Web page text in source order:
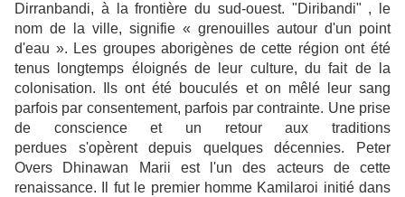
Dirranbandi, à la frontière du sud-ouest. "Diribandi" , le
nom de la ville, signifie « grenouilles autour d'un point
d'eau ». Les groupes aborigènes de cette région ont été
tenus longtemps éloignés de leur culture, du fait de la
colonisation. Ils ont été bouculés et on mêlé leur sang
parfois par consentement, parfois par contrainte. Une prise
de conscience et un retour aux traditions
perdues s'opèrent depuis quelques décennies. Peter
Overs Dhinawan Marii est l'un des acteurs de cette
renaissance. Il fut le premier homme Kamilaroi initié dans